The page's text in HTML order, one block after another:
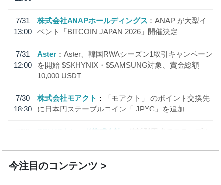
7/31
13:00
株式会社ANAPホールディングス
ANAP が大型イ
ベント「BITCOIN JAPAN 2026」開催決定
7/31
12:00
Aster
Aster、韓国RWAシーズン1取引キャンペーン
を開始 $SKHYNIX・$SAMSUNG対象、賞金総額
10,000 USDT
7/30
18:30
株式会社モアクト
「モアクト」 のポイント交換先
に日本円ステーブルコイン「 JPYC」を追加
7/29
SBI VCトレード株式会社
信託型円建てステーブル
今注目のコンテンツ